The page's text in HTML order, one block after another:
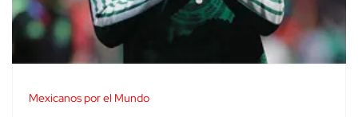
Mexicanos por el Mundo